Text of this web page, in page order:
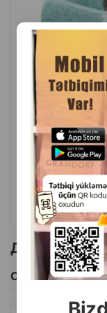
Масса
1 шт
Другие
Смотреть Все